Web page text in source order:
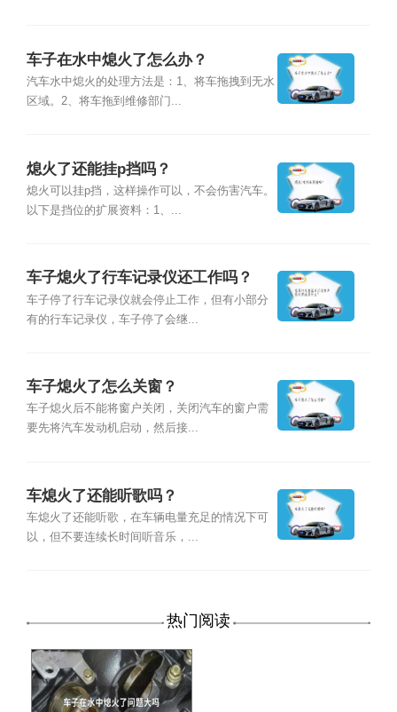
车子在水中熄火了怎么办？
汽车水中熄火的处理方法是：1、将车拖拽到无水
区域。2、将车拖到维修部门...
熄火了还能挂p挡吗？
熄火可以挂p挡，这样操作可以，不会伤害汽车。
以下是挡位的扩展资料：1、...
车子熄火了行车记录仪还工作吗？
车子停了行车记录仪就会停止工作，但有小部分
有的行车记录仪，车子停了会继...
车子熄火了怎么关窗？
车子熄火后不能将窗户关闭，关闭汽车的窗户需
要先将汽车发动机启动，然后接...
车熄火了还能听歌吗？
车熄火了还能听歌，在车辆电量充足的情况下可
以，但不要连续长时间听音乐，...
热门阅读